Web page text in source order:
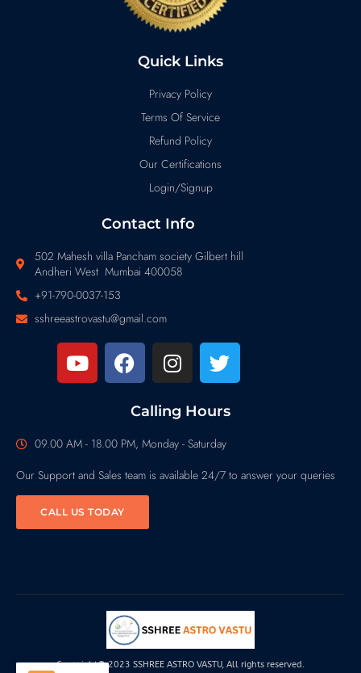
Quick Links
Privacy Policy
Terms Of Service
Refund Policy
Our Certifications
Login/Signup
Contact Info
502 Mahesh villa Pancham society Gilbert hill
Andheri West Mumbai 400058
+91-790-0037-153
sshreeastrovastu@gmail.com
Calling Hours
09.00 AM - 18.00 PM, Monday - Saturday
Our Support and Sales team is available 24/7 to answer your queries
CALL US TODAY
Copyright© 2023 SSHREE ASTRO VASTU, All rights reserved.